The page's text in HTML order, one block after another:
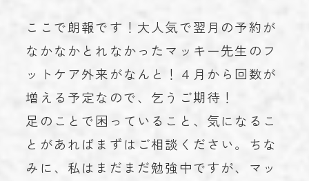
ここで朗報です！大人気で翌月の予約が
なかなかとれなかったマッキー先生のフ
ットケア外来がなんと！４月から回数が
増える予定なので、乞うご期待！
足のことで困っていること、気になるこ
とがあればまずはご相談ください。ちな
みに、私はまだまだ勉強中ですが、マッ